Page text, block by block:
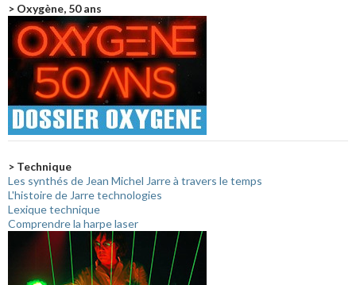
> Oxygène, 50 ans
> Technique
Les synthés de Jean Michel Jarre à travers le temps
L'histoire de Jarre technologies
Lexique technique
Comprendre la harpe laser